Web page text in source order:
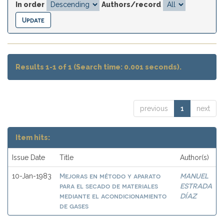
In order
Authors/record
Results 1-1 of 1 (Search time: 0.001 seconds).
previous 1 next
Item hits:
Issue Date Title Author(s)
10-Jan-1983
Mejoras en método y aparato
para el secado de materiales
mediante el acondicionamiento
de gases
MANUEL
ESTRADA
DÍAZ